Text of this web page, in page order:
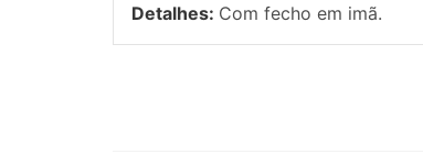
Detalhes: Com fecho em imã.